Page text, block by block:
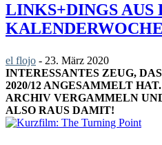
LINKS+DINGS AUS
KALENDERWOCHE
el flojo - 23. März 2020
INTERESSANTES ZEUG,
2020/12 ANGESAMMELT
ARCHIV VERGAMMELN
ALSO RAUS DAMIT!